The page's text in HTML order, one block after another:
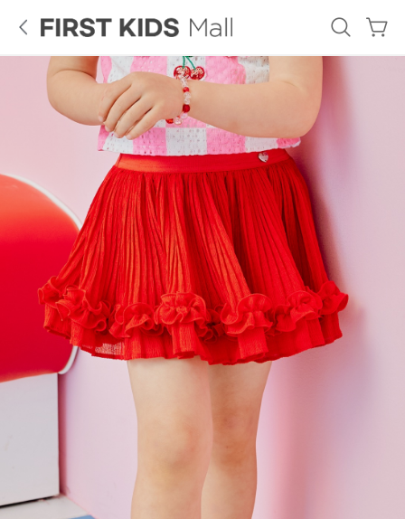
French
Tiffany
GUESS
KIDS
ALL